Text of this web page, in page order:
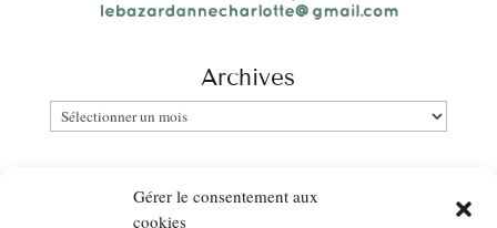
Gérer le consentement aux
cookies
Archives
Archives